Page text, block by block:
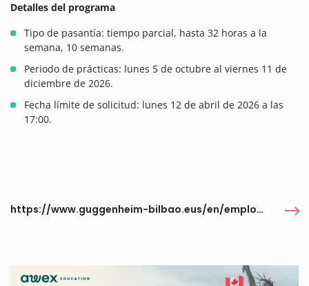
Detalles del programa
Tipo de pasantía: tiempo parcial, hasta 32 horas a la
semana, 10 semanas.
Periodo de prácticas: lunes 5 de octubre al viernes 11 de
diciembre de 2026.
Fecha límite de solicitud: lunes 12 de abril de 2026 a las
17:00.
https://www.guggenheim-bilbao.eus/en/employment-and-internships/basque-internships